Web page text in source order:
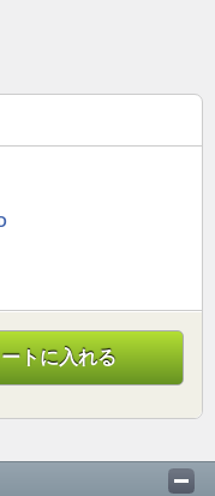
トに入れる